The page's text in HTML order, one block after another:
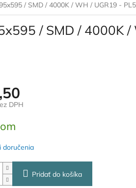
/ SMD / 4000K / WH / UGR19 -
/ SMD / 4000K /
DPH
doručenia
Pridať do košíka